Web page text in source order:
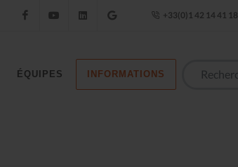
FacebookYouTube LinkedIn Google Établissement
+33(0)1 42 14 41 18
ÉQUIPES INFORMATIONS